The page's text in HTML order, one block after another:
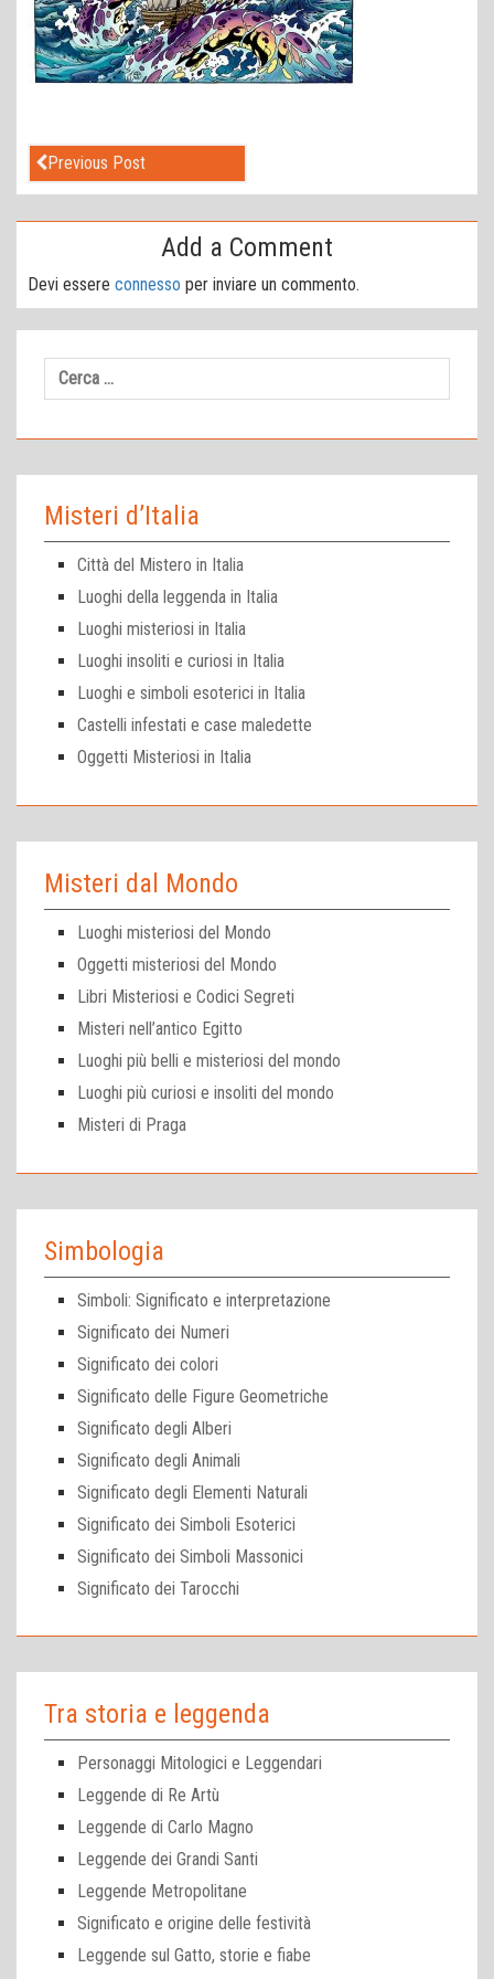
Previous Post
Add a Comment
Devi essere connesso per inviare un commento.
Ricerca
Misteri d’Italia
Città del Mistero in Italia
Luoghi della leggenda in Italia
Luoghi misteriosi in Italia
Luoghi insoliti e curiosi in Italia
Luoghi e simboli esoterici in Italia
Castelli infestati e case maledette
Oggetti Misteriosi in Italia
Misteri dal Mondo
Luoghi misteriosi del Mondo
Oggetti misteriosi del Mondo
Libri Misteriosi e Codici Segreti
Misteri nell’antico Egitto
Luoghi più belli e misteriosi del mondo
Luoghi più curiosi e insoliti del mondo
Misteri di Praga
Simbologia
Simboli: Significato e interpretazione
Significato dei Numeri
Significato dei colori
Significato delle Figure Geometriche
Significato degli Alberi
Significato degli Animali
Significato degli Elementi Naturali
Significato dei Simboli Esoterici
Significato dei Simboli Massonici
Significato dei Tarocchi
Tra storia e leggenda
Personaggi Mitologici e Leggendari
Leggende di Re Artù
Leggende di Carlo Magno
Leggende dei Grandi Santi
Leggende Metropolitane
Significato e origine delle festività
Leggende sul Gatto, storie e fiabe